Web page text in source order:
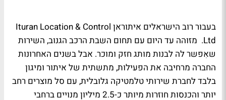
בעבור רוב הישראלים איתוראן Ituran Location & Control
Ltd. מזוהה עד היום עם תחום השבת הרכב הגנוב, השירות
שאִפשר לה לבנות מותג חזק ומוכר. אבל בשנים האחרונות
החברה מרחיבה את הפעילות, מתשתית של איתור ומיגון
בלבד לחברת שירותי טלמטיקה גלובלית, עם סל מוצרים רחב
יותר והכנסות חוזרות מיותר כ-2.5 מיליון מנויים ברחבי